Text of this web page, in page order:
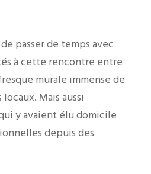
passer de temps avec
à cette rencontre entre
murale immense de
Mais aussi
y avaient élu domicile
depuis des